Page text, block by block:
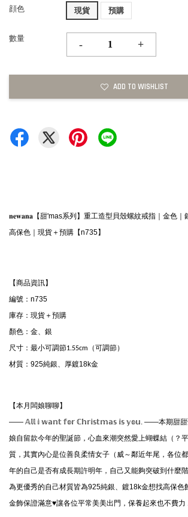
顔色 現貨 預購
數量
- +
ADD TO WISHLIST
𝐧𝐞𝐰𝐚𝐧𝐚【甜'mas系列】重工造型貝殼螺紋戒指｜金色｜
高保色｜現貨＋預購【n735】
【商品資訊】
編號：n735
庫存：現貨＋預購
顏色：金、銀
尺寸： 最小可調節1.55cm（可調節）
材質： 925純銀、厚鍍18k金
【本月闆娘聊聊】
—— 𝔸𝕝𝕝 𝕚 𝕨𝕒𝕟𝕥 𝕗𝕠𝕣 ℂ𝕙𝕣𝕚𝕤𝕥𝕞𝕒𝕤 𝕚𝕤 𝕪𝕠𝕦. ——本期甜甜
娘自留款今年的聖誕節，心血來潮突然愛上蝴蝶結（？
質，其實內心是位善良柔情女子（威～鄰近年尾，各位
年的自己是否有成長期許明年，自己又能夠突破到什麼
為更優秀的自己材質皆為925純銀、鍍18k金想找高保色
金飾保證滿意♥讓各位平常美美出門，保養起來也不費力